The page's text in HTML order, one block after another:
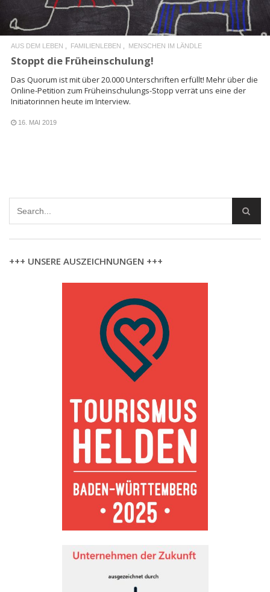
AUS DEM LEBEN FAMILIENLEBEN MENSCHEN IM LÄNDLE
Stoppt die Früheinschulung!
Das Quorum ist mit über 20.000 Unterschriften erfüllt! Mehr über die
Online-Petition zum Früheinschulungs-Stopp verrät uns eine der
Initiatorinnen heute im Interview.
16. MAI 2019
+++ UNSERE AUSZEICHNUNGEN +++